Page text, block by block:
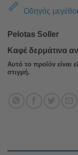
Οδηγός
Pelotas Soller
Καφέ δερμάτινα
Αυτό το προϊόν είναι
στιγμή.